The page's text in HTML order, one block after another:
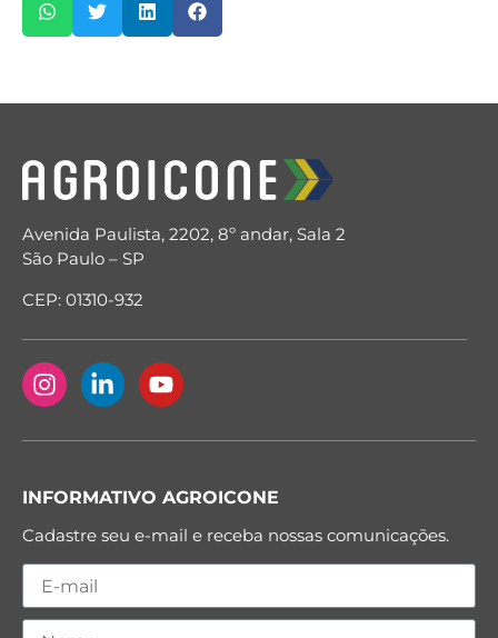
Avenida Paulista, 2202, 8º andar, Sala 2
São Paulo – SP
CEP: 01310-932
INFORMATIVO AGROICONE
Cadastre seu e-mail e receba nossas comunicações.